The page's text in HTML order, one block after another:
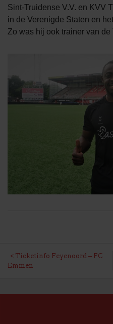
Sint-Truidense V.V. en KVV
in de Verenigde Staten en
Zo was hij ook trainer van
BERICHT
Ticketinfo Feyenoord – FC
Emmen